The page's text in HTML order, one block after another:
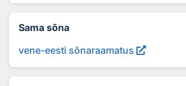
Sama sõna
vene-eesti sõnaraamatus